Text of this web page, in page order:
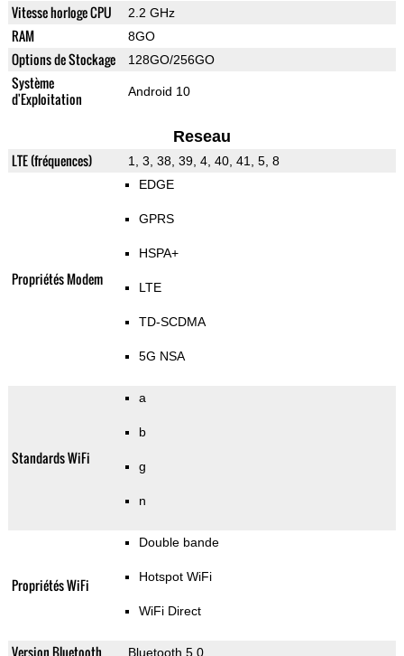
Vitesse horloge CPU 2.2 GHz
RAM 8GO
Options de Stockage 128GO/256GO
Système
d'Exploitation
Android 10
Reseau
LTE (fréquences) 1, 3, 38, 39, 4, 40, 41, 5, 8
Propriétés Modem
EDGE
GPRS
HSPA+
LTE
TD-SCDMA
5G NSA
Standards WiFi
a
b
g
n
Propriétés WiFi
Double bande
Hotspot WiFi
WiFi Direct
Version Bluetooth Bluetooth 5.0